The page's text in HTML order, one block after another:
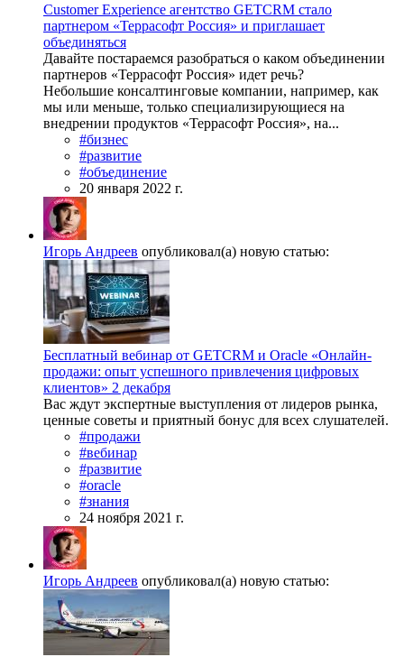
Customer Experience агентство GETCRM стало
партнером «Террасофт Россия» и приглашает
объединяться
Давайте постараемся разобраться о каком объединении
партнеров «Террасофт Россия» идет речь?
Небольшие консалтинговые компании, например, как
мы или меньше, только специализирующиеся на
внедрении продуктов «Террасофт Россия», на...
#бизнес
#развитие
#объединение
20 января 2022 г.
Игорь Андреев опубликовал(а) новую статью:
Бесплатный вебинар от GETCRM и Oracle «Онлайн-
продажи: опыт успешного привлечения цифровых
клиентов» 2 декабря
Вас ждут экспертные выступления от лидеров рынка,
ценные советы и приятный бонус для всех слушателей.
#продажи
#вебинар
#развитие
#oracle
#знания
24 ноября 2021 г.
Игорь Андреев опубликовал(а) новую статью: